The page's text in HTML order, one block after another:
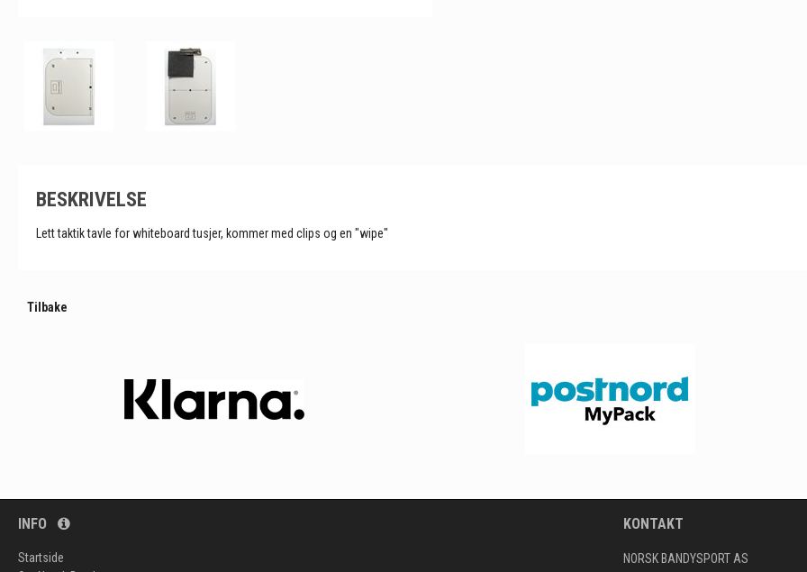
BESKRIVELSE
Lett taktik tavle for whiteboard tusjer, kommer med clips og en "wipe"
Tilbake
INFO
Startside
KONTAKT
NORSK BANDYSPORT AS